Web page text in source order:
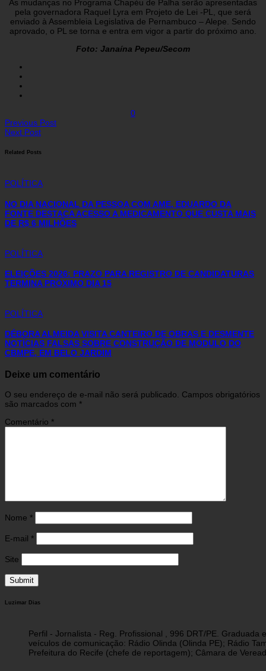
As mudanças no Programa Chapéu de Palha serão apresentadas
pela governadora Raquel Lyra em Projeto de Lei -PL, que será
enviado à Assembleia Legislativa de Pernambuco – Alepe. Sendo
aprovado, o PL se torna e entra em vigor a partir do próximo ano.
Foto: Janaína Pepeu/Secom
0
Previous Post
Next Post
Related Posts
POLÍTICA
NO DIA NACIONAL DA PESSOA COM AME, EDUARDO DA
FONTE DESTACA ACESSO A MEDICAMENTO QUE CUSTA MAIS
DE R$ 6 MILHÕES
POLÍTICA
ELEIÇÕES 2026: PRAZO PARA REGISTRO DE CANDIDATURAS
TERMINA PRÓXIMO DIA 15
POLÍTICA
DÉBORA ALMEIDA VISITA CANTEIRO DE OBRAS E DESMENTE
NOTÍCIAS FALSAS SOBRE CONSTRUÇÃO DE MÓDULO DO
CBMPE, EM BELO JARDIM
Deixe um comentário
O seu endereço de e-mail não será publicado. Campos obrigatórios
são marcados com *
Comentário *
Nome *
E-mail *
Site
Luzimar Dias
Perfil - Jornalista - Reg. Profissional , 996 DRT/PE.
veículos de comunicação: Rádio Olinda (Olinda PE); Rádio
Prefeitura do Recife (chefe de reportagem); Câmara de